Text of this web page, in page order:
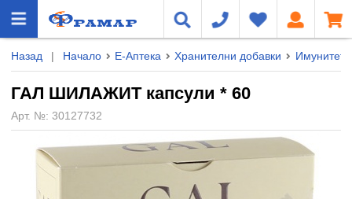
Назад | Начало Е-Аптека Хранителни добавки Имунитет
ГАЛ ШИЛАЖИТ капсули * 60
Арт. №: 30127732